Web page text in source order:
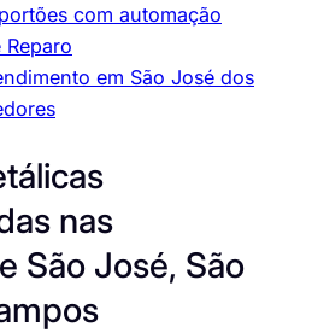
com automação
em São José dos
nas
São José, São